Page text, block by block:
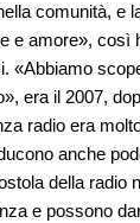
comunità, e
e amore», così
«Abbiamo
era il 2007,
radio era
anche
della radio
e possono